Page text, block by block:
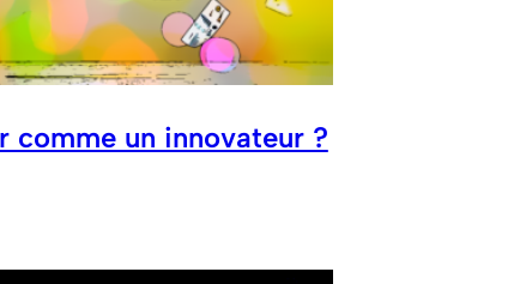
comme un innovateur ?